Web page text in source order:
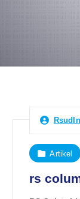
Artikel
rs